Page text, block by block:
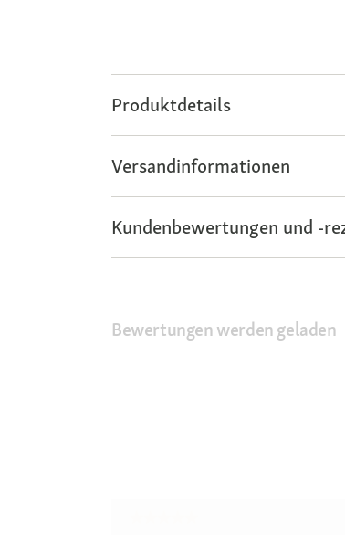
Produktdetails
Versandinformationen
Kundenbewertungen und -
Bewertungen werden geladen